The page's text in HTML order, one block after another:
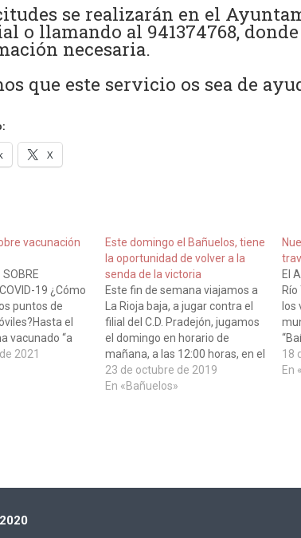
se realizarán en el
o llamando al 941374768,
necesaria.
que este servicio os sea de
X
vacunación
SOBRE
19 ¿Cómo
puntos de
el
vacunado “a
dosis de todas
mayores,
2021
Este domingo el Bañuelos, tiene
la oportunidad de volver a la
senda de la victoria
Este fin de semana viajamos a
La Rioja baja, a jugar contra el
filial del C.D. Pradejón, jugamos
el domingo en horario de
mañana, a las 12:00 horas, en el
Municipal pradejonero. El
conjunto champiñonero, se
23 de octubre de 2019
En «Bañuelos»
El
los
18
En